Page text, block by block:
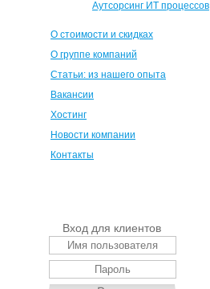
Аутсорсинг ИТ процессов
О стоимости и скидках
О группе компаний
Статьи: из нашего опыта
Вакансии
Хостинг
Новости компании
Контакты
Вход для клиентов